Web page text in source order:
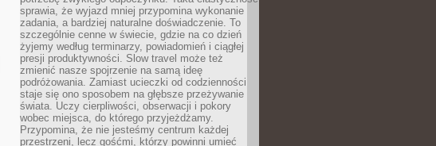
sprawia, że wyjazd mniej przypomina wykonanie
zadania, a bardziej naturalne doświadczenie. To
szczególnie cenne w świecie, gdzie na co dzień
żyjemy według terminarzy, powiadomień i ciągłej
presji produktywności. Slow travel może też
zmienić nasze spojrzenie na samą ideę
podróżowania. Zamiast ucieczki od codzienności
staje się ono sposobem na głębsze przeżywanie
świata. Uczy cierpliwości, obserwacji i pokory
wobec miejsca, do którego przyjeżdżamy.
Przypomina, że nie jesteśmy centrum każdej
przestrzeni, lecz gośćmi, którzy powinni umieć